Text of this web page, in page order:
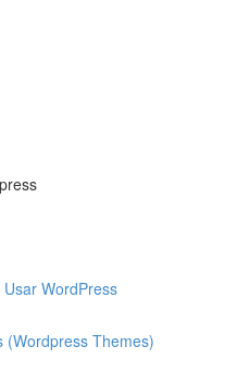
WordPress
(Wordpress Themes)